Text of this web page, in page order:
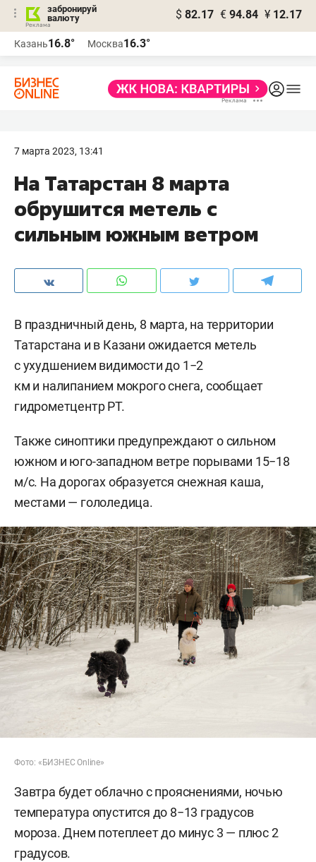
забронируй
валюту
$ 82.17 € 94.84 ¥ 12.17
Казань16.8° Москва16.3°
7 марта 2023, 13:41
На Татарстан 8 марта
обрушится метель с
сильным южным ветром
В праздничный день, 8 марта, на территории
Татарстана и в Казани ожидается метель
с ухудшением видимости до 1−2
км и налипанием мокрого снега, сообщает
гидрометцентр РТ.
Также синоптики предупреждают о сильном
южном и юго-западном ветре порывами 15−18
м/с. На дорогах образуется снежная каша,
местами — гололедица.
Фото: «БИЗНЕС Online»
Завтра будет облачно с прояснениями, ночью
температура опустится до 8−13 градусов
мороза. Днем потеплеет до минус 3 — плюс 2
градусов.